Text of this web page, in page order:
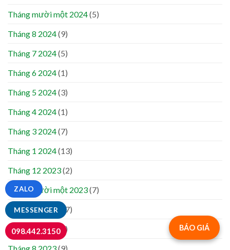
Tháng mười một 2024(5)
Tháng 8 2024(9)
Tháng 7 2024(5)
Tháng 6 2024(1)
Tháng 5 2024(3)
Tháng 4 2024(1)
Tháng 3 2024(7)
Tháng 1 2024(13)
Tháng 12 2023(2)
Tháng mười một 2023(7)
Tháng 10 2023
(7)
Tháng 9 2023(1)
BÁO GIÁ
MESSENGER
ZALO
098.442.3150